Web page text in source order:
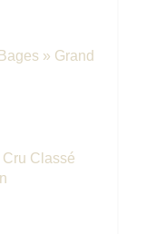
» Grand
Classé